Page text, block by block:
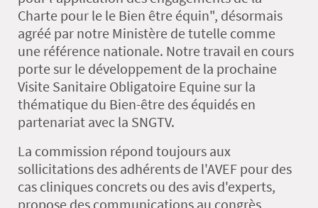
Charte pour le le Bien être équin", désormais
agréé par notre Ministère de tutelle comme
une référence nationale. Notre travail en cours
porte sur le développement de la prochaine
Visite Sanitaire Obligatoire Equine sur la
thématique du Bien-être des équidés en
partenariat avec la SNGTV.
La commission répond toujours aux
sollicitations des adhérents de l'AVEF pour des
cas cliniques concrets ou des avis d'experts,
propose des communications au congrès